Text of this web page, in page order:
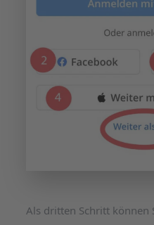
Als dritten Schritt können